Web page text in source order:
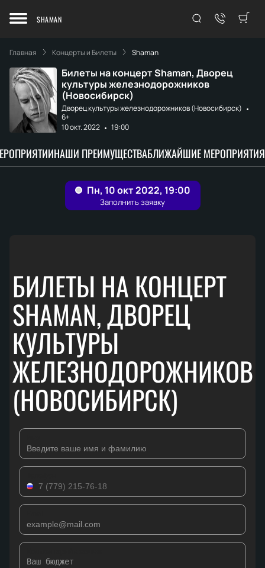
SHAMAN
Главная Концерты и Билеты Shaman
Билеты на концерт Shaman, Дворец
культуры железнодорожников
(Новосибирск)
Дворец культуры железнодорожников (Новосибирск)
6+
10 окт. 2022
19:00
НАШИ ПРЕИМУЩЕСТВАБЛИЖАЙШИЕ МЕРОПРИЯТИЯ
БИЛЕТЫ НА КОНЦЕРТ
SHAMAN, ДВОРЕЦ
КУЛЬТУРЫ
ЖЕЛЕЗНОДОРОЖНИКОВ
(НОВОСИБИРСК)